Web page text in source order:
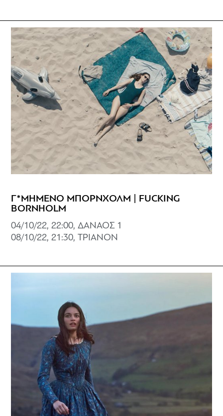
Γ*ΜΗΜΕΝΟ ΜΠΟΡΝΧΟΛΜ | FUCKING
BORNHOLM
04/10/22, 22:00, ΔΑΝΑΟΣ 1
08/10/22, 21:30, ΤΡΙΑΝΟΝ